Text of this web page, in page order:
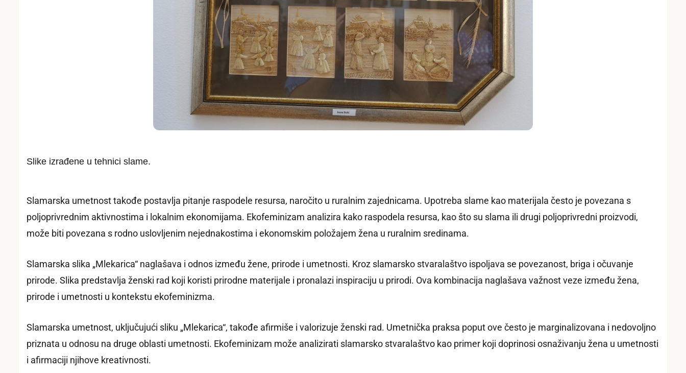
Slike izrađene u tehnici slame.
Slamarska umetnost takođe postavlja pitanje raspodele resursa, naročito u ruralnim zajednicama. Upotreba slame kao materijala često je povezana s
poljoprivrednim aktivnostima i lokalnim ekonomijama. Ekofeminizam analizira kako raspodela resursa, kao što su slama ili drugi poljoprivredni proizvodi,
može biti povezana s rodno uslovljenim nejednakostima i ekonomskim položajem žena u ruralnim sredinama.
Slamarska slika „Mlekarica“ naglašava i odnos između žene, prirode i umetnosti. Kroz slamarsko stvaralaštvo ispoljava se povezanost, briga i očuvanje
prirode. Slika predstavlja ženski rad koji koristi prirodne materijale i pronalazi inspiraciju u prirodi. Ova kombinacija naglašava važnost veze između žena,
prirode i umetnosti u kontekstu ekofeminizma.
Slamarska umetnost, uključujući sliku „Mlekarica“, takođe afirmiše i valorizuje ženski rad. Umetnička praksa poput ove često je marginalizovana i nedovoljno
priznata u odnosu na druge oblasti umetnosti. Ekofeminizam može analizirati slamarsko stvaralaštvo kao primer koji doprinosi osnaživanju žena u umetnosti
i afirmaciji njihove kreativnosti.